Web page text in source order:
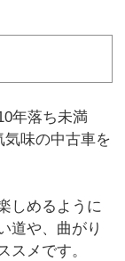
年落ち未満
気味の中古車を
しめるように
道や、曲がり
スメです。